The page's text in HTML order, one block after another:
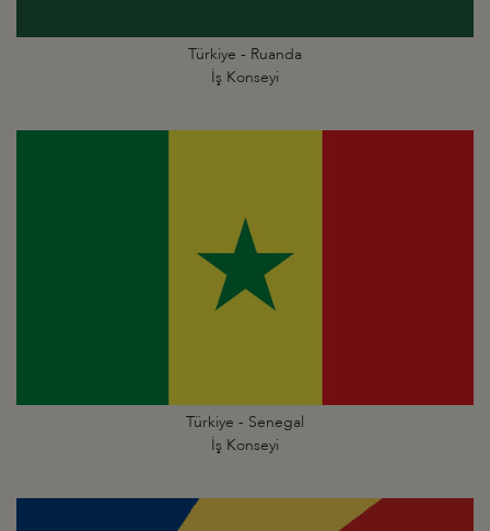
Türkiye - Ruanda
İş Konseyi
Türkiye - Senegal
İş Konseyi